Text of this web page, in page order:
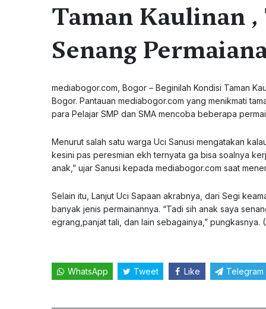
Taman Kaulinan
Senang
mediabogor.com , Bogor – Beginilah Kondisi Taman
Bogor. Pantauan mediabogor.com yang menikmati
para Pelajar SMP dan SMA mencoba beberapa
Menurut salah satu warga Uci Sanusi mengatakan
kesini pas peresmian ekh ternyata ga bisa soalnya
anak,” ujar Sanusi kepada mediabogor.com saat
Selain itu, Lanjut Uci Sapaan akrabnya, dari Segi
banyak jenis permainannya. “Tadi sih anak saya
egrang,panjat tali, dan lain sebagainya,” pungkasnya.
WhatsApp Tweet Like Telegram